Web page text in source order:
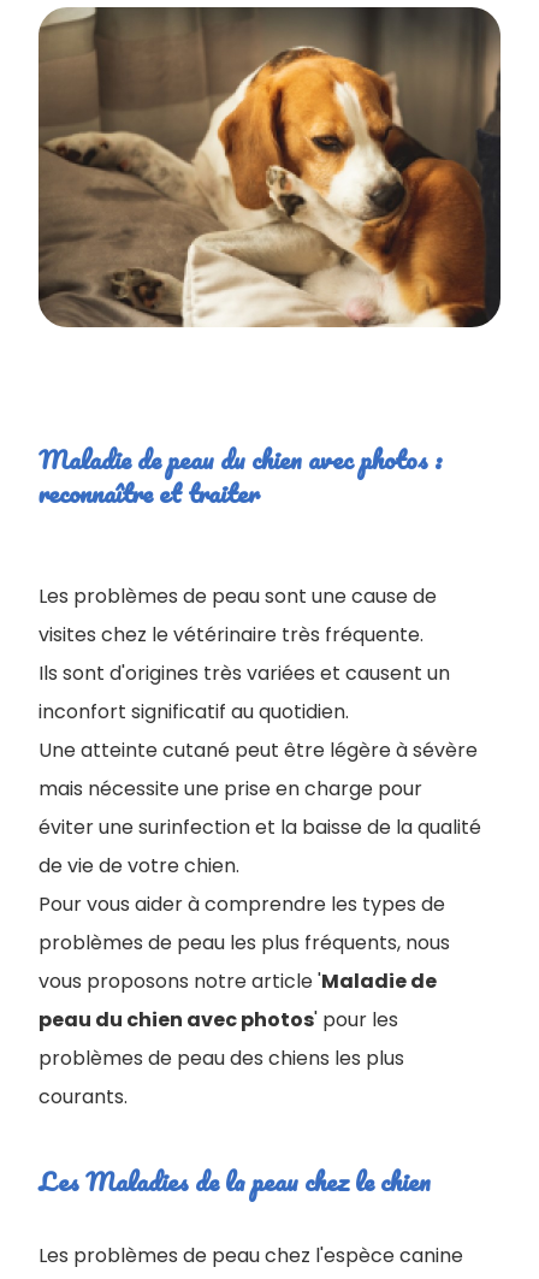
Maladie de peau du chien avec photos :
reconnaître et traiter
Les problèmes de peau sont une cause de
visites chez le vétérinaire très fréquente.
Ils sont d'origines très variées et causent un
inconfort significatif au quotidien.
Une atteinte cutané peut être légère à sévère
mais nécessite une prise en charge pour
éviter une surinfection et la baisse de la qualité
de vie de votre chien.
Pour vous aider à comprendre les types de
problèmes de peau les plus fréquents, nous
vous proposons notre article 'Maladie de
peau du chien avec photos' pour les
problèmes de peau des chiens les plus
courants.
Les Maladies de la peau chez le chien
Les problèmes de peau chez l'espèce canine